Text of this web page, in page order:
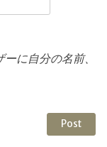
に自分の名前、